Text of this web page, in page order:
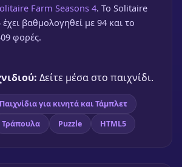
Seasons 5
🎮 1 Παίκτης
Farm Seasons 4. Το Solitaire
βαθμολογηθεί με 94 και το
φορές.
Δείτε μέσα στο παιχνίδι.
Παιχνίδια για κινητά και Τάμπλετ
Τράπουλα Puzzle HTML5